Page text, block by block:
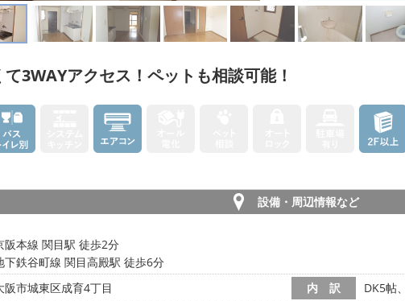
3WAYアクセス！ペットも相談可能！
設備・周辺情報など
阪本線 関目駅 徒歩2分
下鉄谷町線 関目高殿駅 徒歩6分
阪市城東区成育4丁目 内 訳
DK5帖